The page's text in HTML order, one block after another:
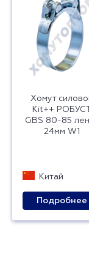
Хомут
Kit++
GBS 80-85
24мм W1
Китай
Подробнее